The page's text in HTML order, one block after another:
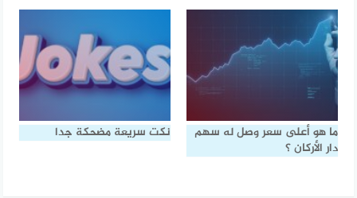
ما هو أعلى سعر وصل له سهم
دار الأركان ؟
نكت سريعة مضحكة جدا